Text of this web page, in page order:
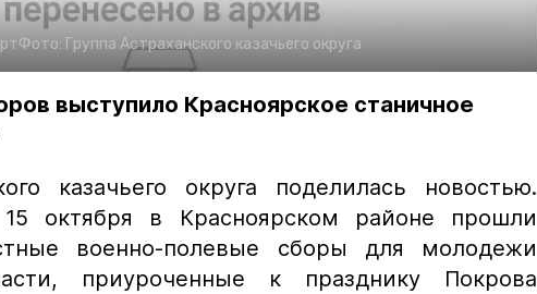
Фото: Группа Астраханского казачьего округа
выступило Красноярское станичное
казачьего округа поделилась новостью.
октября в Красноярском районе прошли
военно-полевые сборы для молодежи
приуроченные к празднику Покрова